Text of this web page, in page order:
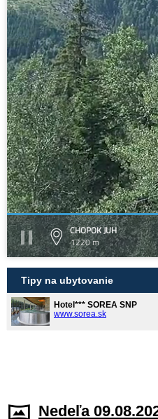
CHOPOK JUH
1220 m
Tipy na ubytovanie
Hotel*** SOREA SNP
www.sorea.sk
Nedeľa